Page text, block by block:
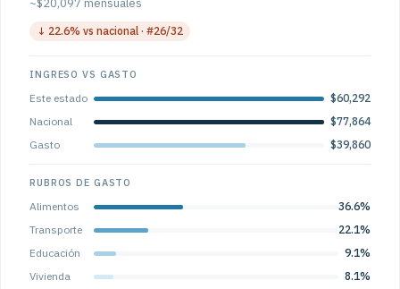
~$20,097 mensuales
↓ 22.6% vs nacional · #26/32
INGRESO VS GASTO
Este estado
$60,292
Nacional
$77,864
Gasto
$39,860
RUBROS DE GASTO
Alimentos
36.6%
Transporte
22.1%
Educación
9.1%
Vivienda
8.1%